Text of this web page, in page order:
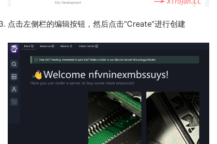
点击左侧栏的编辑按钮，然后点击“Create”进行创建